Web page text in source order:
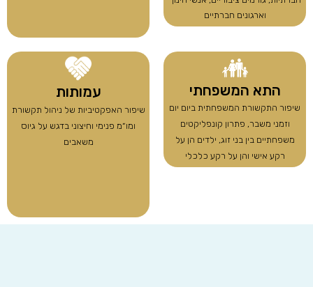
וארגונים חברתיים
התא המשפחתי
שיפור התקשורת המשפחתית ביום יום
וזמני משבר, פתרון קונפליקטים
משפחתיים בין בני זוג, ילדים הן על
רקע אישי והן על רקע כלכלי
עמותות
שיפור האפקטיביות של ניהול תקשורת
ומו״מ פנימי וחיצוני בדגש על גיוס
משאבים